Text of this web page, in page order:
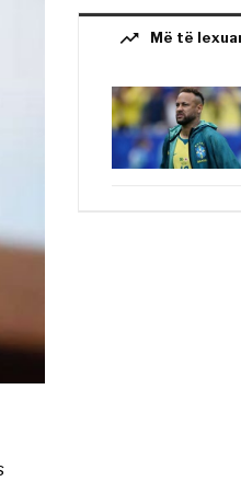
trending_up Më të